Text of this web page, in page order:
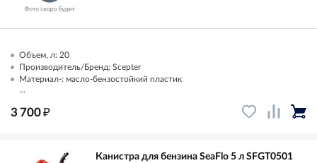
Объем, л: 20
Производитель/Бренд: Scepter
Материал-: масло-бензостойкий пластик
...
3 700₽
Канистра для бензина SeaFlo 5 л SFGT0501